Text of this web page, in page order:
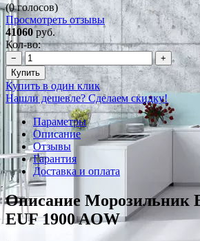
(0 голосов)
Просмотреть отзывы
41060руб.
Кол-во:
−
+
Купить
Купить в один клик
Нашли дешевле? Сделаем скидку!
Параметры
Описание
Отзывы
Гарантия
Доставка и оплата
Описание Морозильник
EUF 1900 AOW